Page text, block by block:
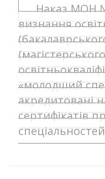
Наказ МОН №
визнання
«молодший
акредитовані
сертифікатів
спеціальностей